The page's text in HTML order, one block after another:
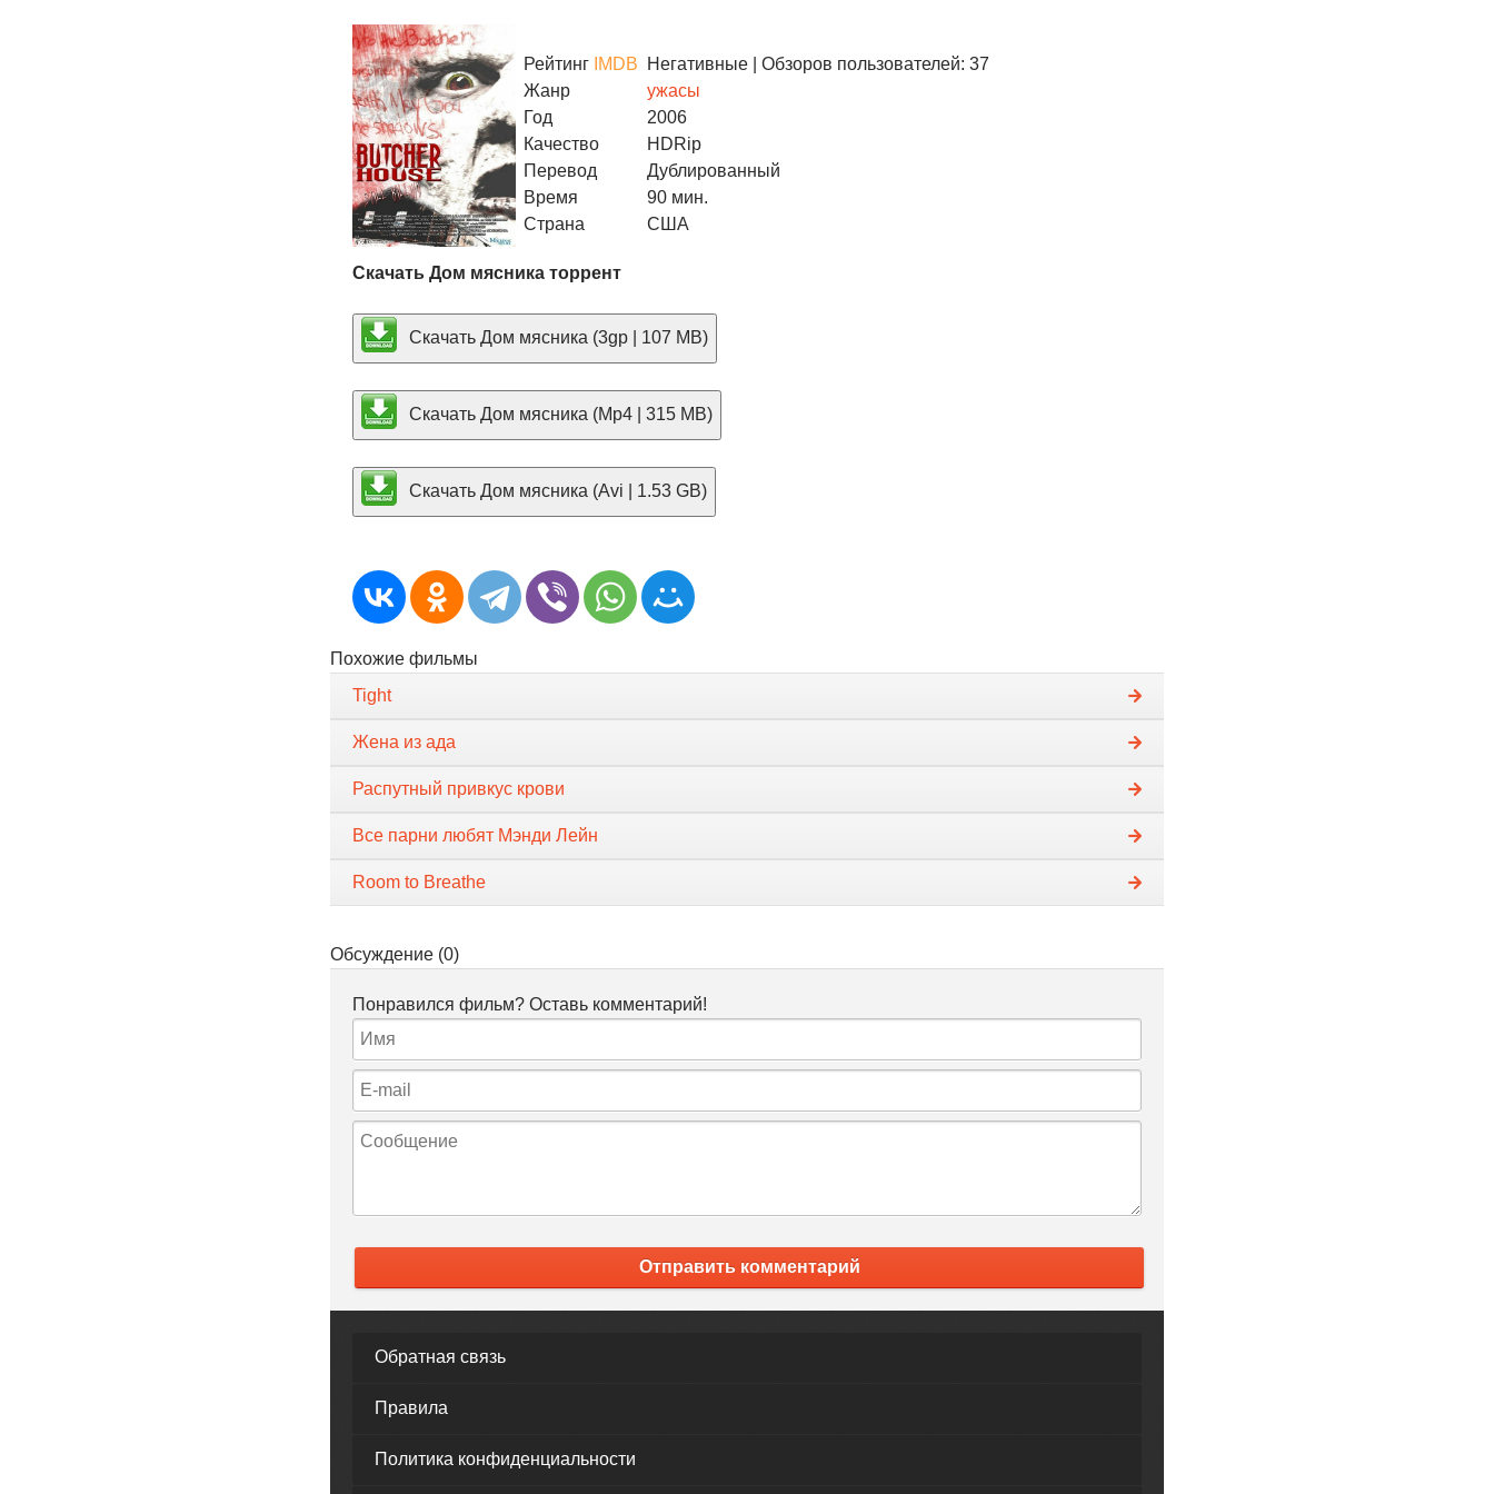
Рейтинг IMDB Негативные | Обзоров пользователей: 37
Жанр
ужасы
Год
2006
Качество
HDRip
Перевод
Дублированный
Время
90 мин.
Страна
США
Скачать Дом мясника торрент
Скачать Дом мясника (3gp | 107 MB)
Скачать Дом мясника (Mp4 | 315 MB)
Скачать Дом мясника (Avi | 1.53 GB)
Похожие фильмы
Tight
Жена из ада
Распутный привкус крови
Все парни любят Мэнди Лейн
Room to Breathe
Обсуждение (0)
Понравился фильм? Оставь комментарий!
Отправить комментарий
Обратная связь
Правила
Политика конфиденциальности